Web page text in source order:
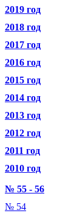
2019 год
2018 год
2017 год
2016 год
2015 год
2014 год
2013 год
2012 год
2011 год
2010 год
№ 55 - 56
№ 54